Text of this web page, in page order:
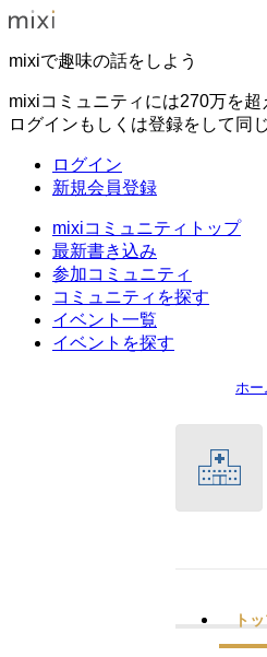
mixiで趣味の話をしよう
mixiコミュニティには270万を
ログインもしくは登録をして同
ログイン
新規会員登録
mixiコミュニティトップ
最新書き込み
参加コミュニティ
コミュニティを探す
イベント一覧
イベントを探す
ホー
ト